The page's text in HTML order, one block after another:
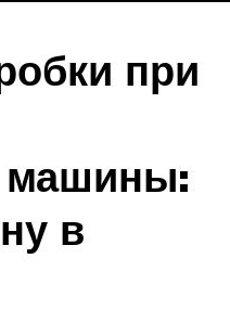
при
машины:
в